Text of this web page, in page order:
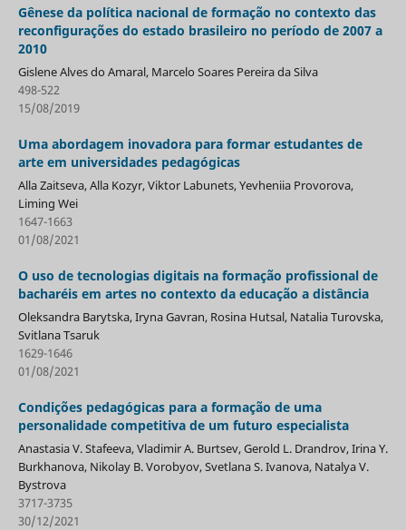
Gênese da política nacional de formação no contexto das
reconfigurações do estado brasileiro no período de 2007 a
2010
Gislene Alves do Amaral, Marcelo Soares Pereira da Silva
498-522
15/08/2019
Uma abordagem inovadora para formar estudantes de
arte em universidades pedagógicas
Alla Zaitseva, Alla Kozyr, Viktor Labunets, Yevheniia Provorova,
Liming Wei
1647-1663
01/08/2021
O uso de tecnologias digitais na formação profissional de
bacharéis em artes no contexto da educação a distância
Oleksandra Barytska, Iryna Gavran, Rosina Hutsal, Natalia Turovska,
Svitlana Tsaruk
1629-1646
01/08/2021
Condições pedagógicas para a formação de uma
personalidade competitiva de um futuro especialista
Anastasia V. Stafeeva, Vladimir A. Burtsev, Gerold L. Drandrov, Irina Y.
Burkhanova, Nikolay B. Vorobyov, Svetlana S. Ivanova, Natalya V.
Bystrova
3717-3735
30/12/2021